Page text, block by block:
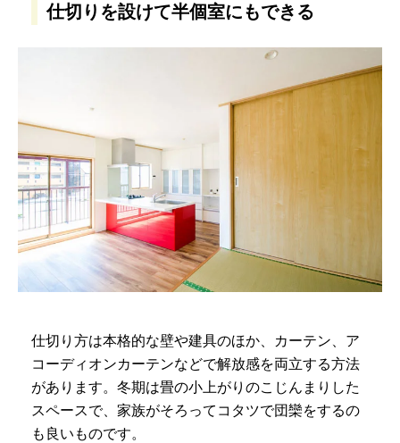
仕切りを設けて半個室にもできる
仕切り方は本格的な壁や建具のほか、カーテン、ア
コーディオンカーテンなどで解放感を両立する方法
があります。冬期は畳の小上がりのこじんまりした
スペースで、家族がそろってコタツで団欒をするの
も良いものです。